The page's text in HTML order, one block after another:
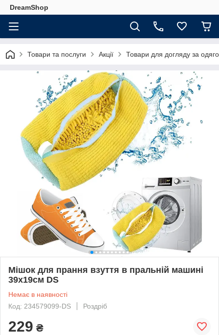
DreamShop
Товари та послуги Акції Товари для догляду за
Мішок для прання взуття в пральній машині
39х19см DS
Немає в наявності
Код: 234579099-DS
Роздріб
229 ₴